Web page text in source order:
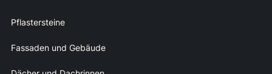
Pflastersteine
Fassaden und Gebäude